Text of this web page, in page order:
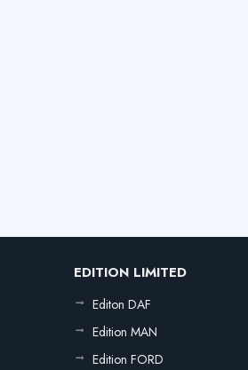
EDITION LIMITED
Editon DAF
Edition MAN
Edition FORD